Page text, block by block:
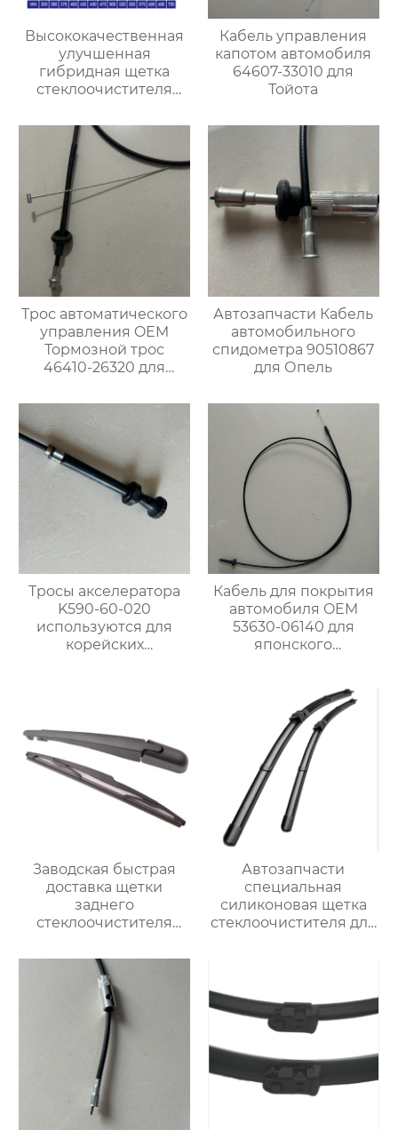
Высококачественная
улучшенная
гибридная щетка
стеклоочистителя
стеклоочиститель
лобового стекла
Кабель управления
капотом автомобиля
64607-33010 для
Тойота
Трос автоматического
управления OEM
Тормозной трос
46410-26320 для
автомобилей
Автозапчасти Кабель
автомобильного
спидометра 90510867
для Опель
Тросы акселератора
K590-60-020
используются для
корейских
Кабель для покрытия
автомобиля OEM
53630-06140 для
японского
Заводская быстрая
доставка щетки
заднего
стеклоочистителя
чистой щетки
стеклоочистителя для
vw golf 7 щеток
заднего
стеклоочистителя
Автозапчасти
специальная
силиконовая щетка
стеклоочистителя для